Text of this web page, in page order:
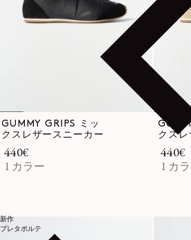
新作
プレタポルテ
GUMMY GRIPS ミッ
クスレザースニーカー
通常価格
440€
1 カラー
クスレ
通常
440€
1 カ